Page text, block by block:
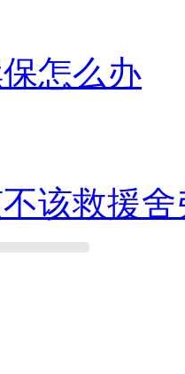
怎么办
该救援舍